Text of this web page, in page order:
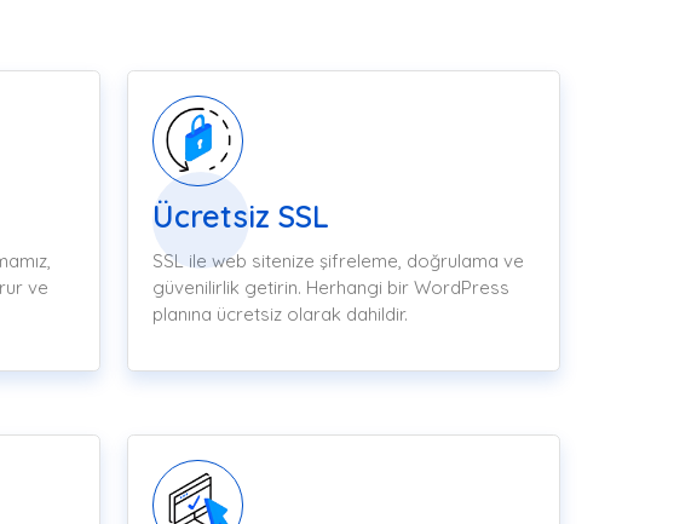
ve
Ücretsiz SSL
SSL ile web sitenize şifreleme, doğrulama ve
güvenilirlik getirin. Herhangi bir WordPress
planına ücretsiz olarak dahildir.